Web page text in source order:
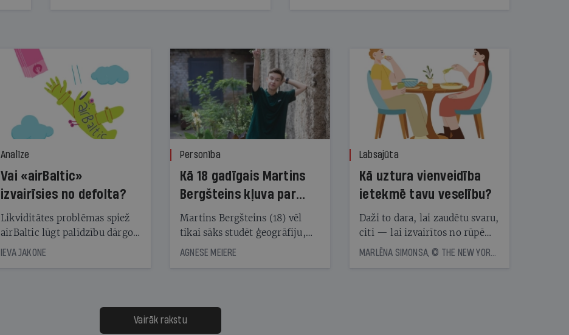
Analīze
Vai «airBaltic»
izvairīsies no defolta?
Likviditātes problēmas spiež
airBaltic lūgt palīdzību dārgo
obligāciju turētājiem, taču
samaksāt augstos procentus,
kas jāpārskaita jau trīs dienas
IEVA JAKONE
Personība
Kā 18 gadīgais Martins
Bergšteins kļuva par
laika ziņu seju?
Martins Bergšteins (18) vēl
tikai sāks studēt ģeogrāfiju,
bet viņa sacītajam jau uzticas
uzcītīga darba, mammas
atbalsts un drosme turpināt
AGNESE MEIERE
Labsajūta
Kā uztura vienveidība
ietekmē tavu veselību?
Daži to dara, lai zaudētu svaru,
citi — lai izvairītos no rūpēm,
kas saistītas ar ēdienreižu
Vairāk rakstu